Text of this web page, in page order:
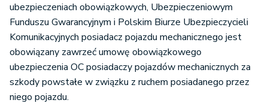
ubezpieczeniach obowiązkowych, Ubezpieczeniowym
Funduszu Gwarancyjnym i Polskim Biurze Ubezpieczycieli
Komunikacyjnych posiadacz pojazdu mechanicznego jest
obowiązany zawrzeć umowę obowiązkowego
ubezpieczenia OC posiadaczy pojazdów mechanicznych za
szkody powstałe w związku z ruchem posiadanego przez
niego pojazdu.